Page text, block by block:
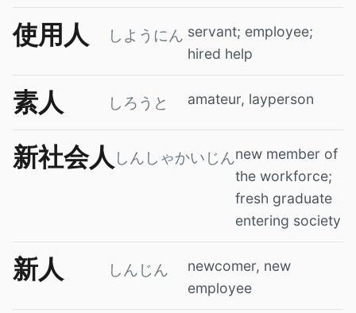
使用人 しようにん servant; employee;
hired help
素人 しろうと amateur, layperson
新社会人 しんしゃかいじんnew member of
the workforce;
fresh graduate
entering society
新人 しんじん
newcomer, new
employee